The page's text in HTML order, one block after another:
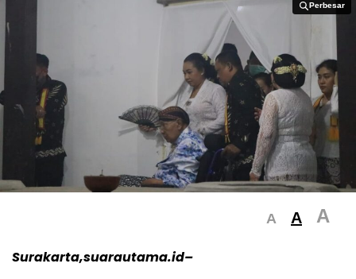
Perbesar
Perbesar
A A A
Surakarta,suarautama.id–